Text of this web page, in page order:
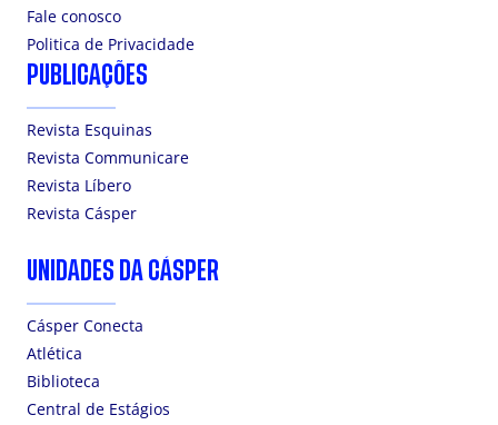
Fale conosco
Politica de Privacidade
PUBLICAÇÕES
Revista Esquinas
Revista Communicare
Revista Líbero
Revista Cásper
UNIDADES DA CÁSPER
Cásper Conecta
Atlética
Biblioteca
Central de Estágios